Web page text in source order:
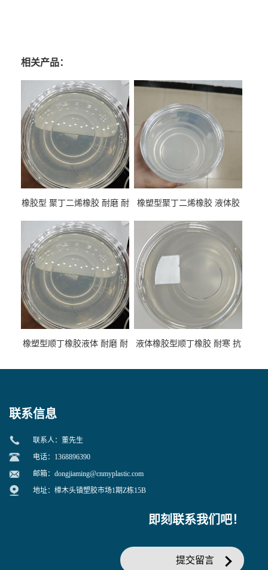
相关产品：
橡胶型 聚丁二烯橡胶 耐磨 耐
性
橡塑型聚丁二烯橡胶 液体胶
专用
橡塑型顺丁橡胶液体 耐磨 耐
液体橡胶型顺丁橡胶 耐寒 抗
联系信息
联系人：董先生
电话：1368896390
邮箱： dongjiaming@cnmyplastic.com
地址：樟木头镇塑胶市场1期Z栋15B
即刻联系我们吧！
提交留言